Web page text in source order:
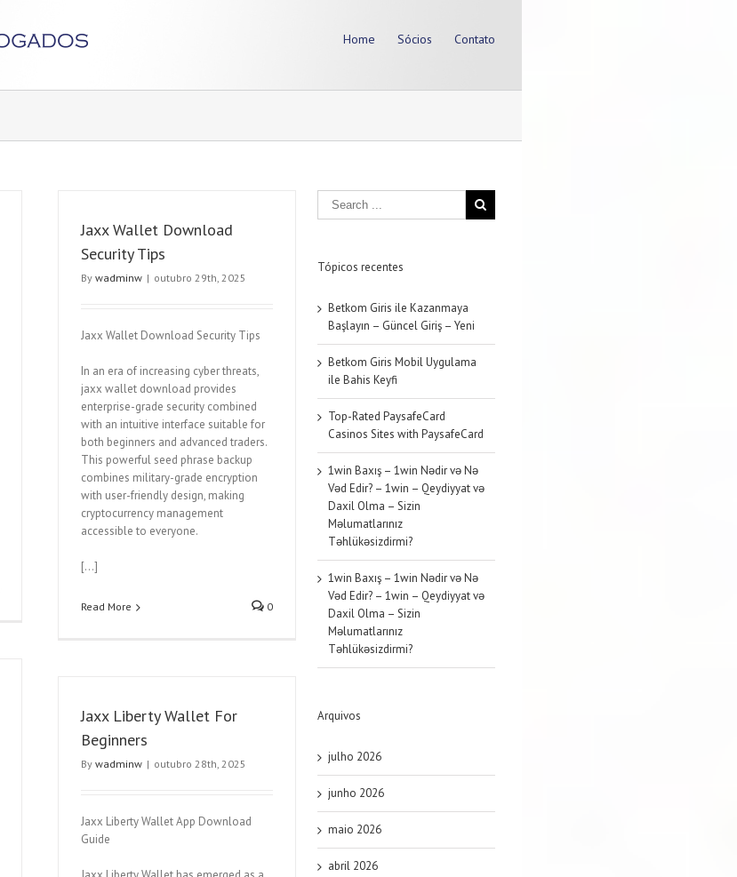
Home Sócios Contato
Jaxx Wallet Download
Security Tips
By wadminw | outubro 29th, 2025
Jaxx Wallet Download Security Tips
In an era of increasing cyber threats,
jaxx wallet download provides
enterprise-grade security combined
with an intuitive interface suitable for
both beginners and advanced traders.
This powerful seed phrase backup
combines military-grade encryption
with user-friendly design, making
cryptocurrency management
accessible to everyone.
[…]
Read More 0
Jaxx Liberty Wallet For
Beginners
By wadminw | outubro 28th, 2025
Jaxx Liberty Wallet App Download
Guide
Tópicos recentes
Betkom Giris ile Kazanmaya
Başlayın – Güncel Giriş – Yeni
Betkom Giris Mobil Uygulama
ile Bahis Keyfi
Top-Rated PaysafeCard
Casinos Sites with PaysafeCard
1win Baxış – 1win Nədir və Nə
Vəd Edir? – 1win – Qeydiyyat və
Daxil Olma – Sizin
Məlumatlarınız
Təhlükəsizdirmi?
1win Baxış – 1win Nədir və Nə
Vəd Edir? – 1win – Qeydiyyat və
Daxil Olma – Sizin
Məlumatlarınız
Təhlükəsizdirmi?
Arquivos
julho 2026
junho 2026
maio 2026
abril 2026